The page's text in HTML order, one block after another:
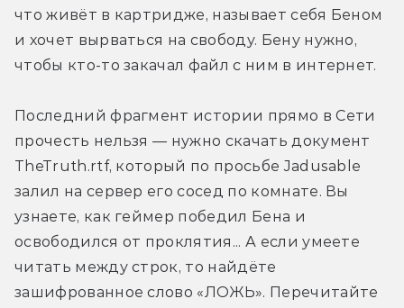
что живёт в картридже, называет себя Беном
и хочет вырваться на свободу. Бену нужно,
чтобы кто-то закачал файл с ним в интернет.
Последний фрагмент истории прямо в Сети
прочесть нельзя — нужно скачать документ
TheTruth.rtf, который по просьбе Jadusable
залил на сервер его сосед по комнате. Вы
узнаете, как геймер победил Бена и
освободился от проклятия... А если умеете
читать между строк, то найдёте
зашифрованное слово «ЛОЖЬ». Перечитайте